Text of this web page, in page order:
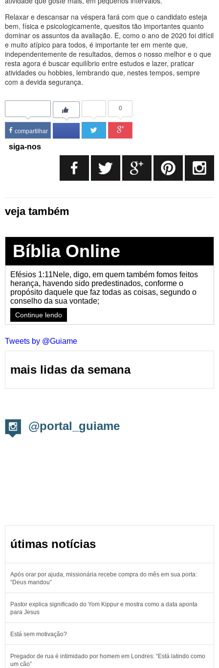
Relaxar e descansar na véspera fará com que o candidato esteja
bem, física e psicologicamente, quesitos tão importantes quanto
dominar os assuntos da avaliação. E, como o ano de 2020 foi difícil
e muito atípico para todos, é importante ter em mente que,
independentemente de resultados, demos o nosso melhor e o que
resta agora é buscar equilíbrio entre estudos e lazer, praticar
atividades ou hobbies, lembrando que, nestes tempos, sempre
com a devida segurança.
compartilhar
0
siga-nos
veja também
Bíblia Online
Efésios 1:11Nele, digo, em quem também fomos feitos
herança, havendo sido predestinados, conforme o
propósito daquele que faz todas as coisas, segundo o
conselho da sua vontade;
Continue lendo
Tweets by @Guiame
mais lidas da semana
@portal_guiame
útimas notícias
Após orar por ajuda, missionária recebe compra do mês em sua porta:
“Deus mandou”
Pastor explica significado do Yom Kippur e mostra como a data aponta
para Jesus
Está sem motivação?
Pregador de rua é intimidado por homem em Londres: “Está latindo como
um cão”